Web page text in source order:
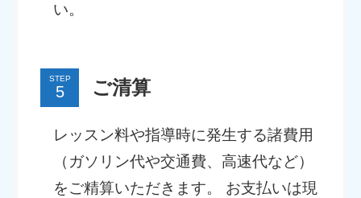
い。
STEP ご清算
レッスン料や指導時に発生する諸費用
（ガソリン代や交通費、高速代など）
をご精算いただきます。 お支払いは現